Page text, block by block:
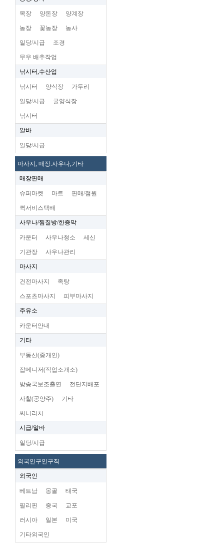
목장 양돈장 양계장
농장 꽃농장 농사
일당/시급 조경
무우 배추작업
낚시터,수산업
낚시터 양식장 가두리
일당/시급 굴양식장
낚시터
알바
일당/시급
마사지, 매장.사우나,기타
매장판매
슈퍼마켓 마트 판매/점원
퀵서비스택배
사우나/찜질방/한증막
카운터 사우나청소 세신
기관장 사우나관리
마사지
건전마사지 족탕
스포츠마사지 피부마사지
주유소
카운터안내
기타
부동산(중개인)
잡메니저(직업소개소)
방송국보조출연 전단지배포
사찰(공양주) 기타
써니리치
시급/알바
일당/시급
외국인구인구직
외국인
베트남 몽골 태국
필리핀 중국 교포
러시아 일본 미국
기타외국인